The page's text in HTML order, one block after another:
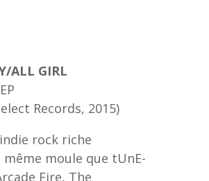
ALL GIRL
Records, 2015)
rock riche
même moule que tUnE-
Fire, The